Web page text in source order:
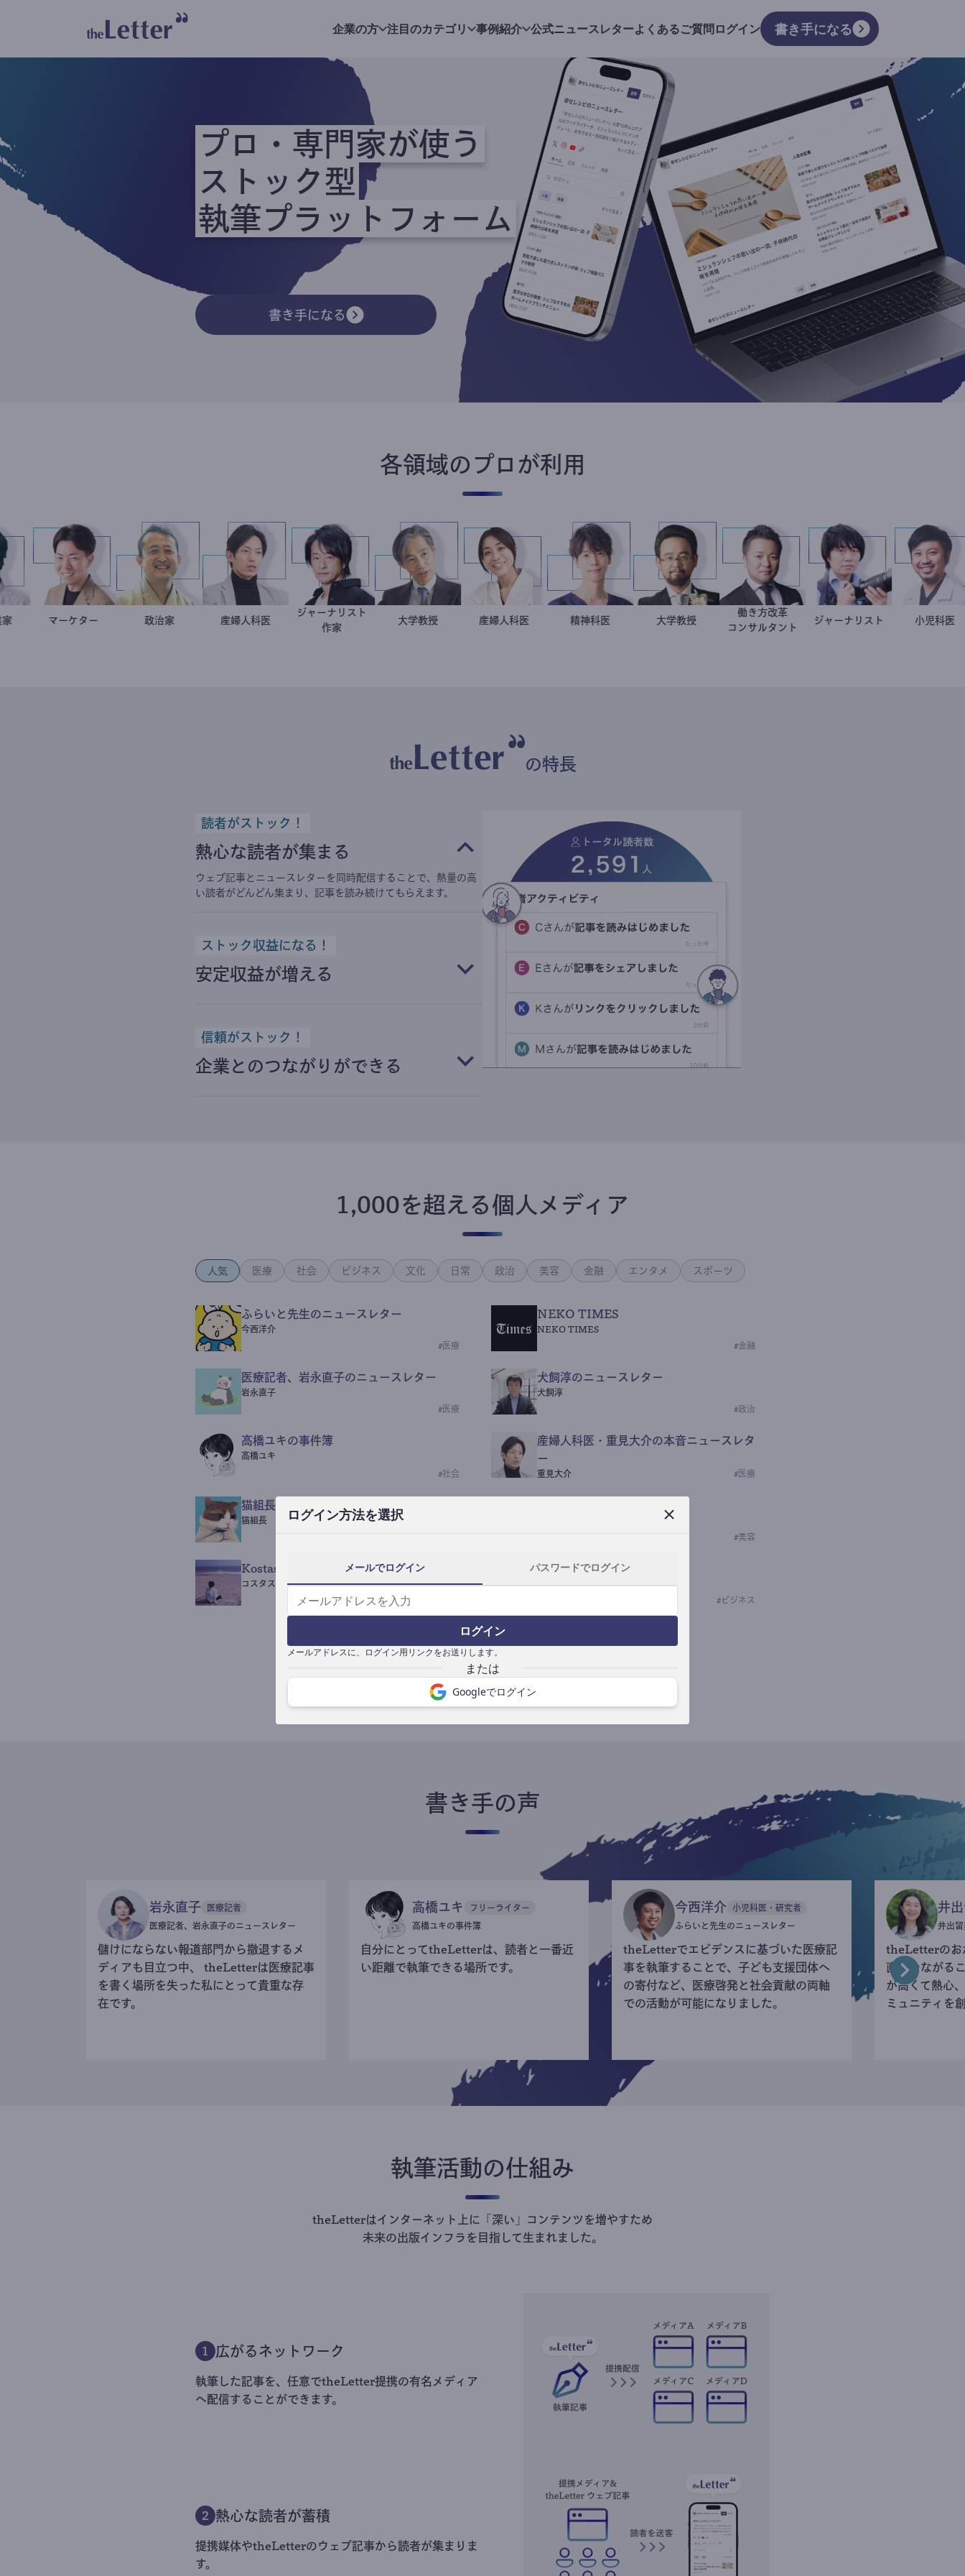
ログイン方法を選択
メールでログイン パスワードでログイン
ログイン
メールアドレスに、ログイン用リンクをお送りします。
Googleでログイン
企業の方 注目のカテゴリ 事例紹介 公式ニュースレターよくあるご質問ログイン 書き手になる
プロ・専門家が使う
ストック型
執筆プラットフォーム
書き手になる
各領域のプロが利用
駒崎弘樹
社会起業家 室谷良平
マーケター 重見大介
産婦人科医 鈴木エイト
ジャーナリスト
加藤忠史
大学教授 稲葉可奈子
産婦人科医 藤野智哉
精神科医 金谷一朗
大学教授 新田龍
働き方改革
コンサルタント
志葉玲
ジャーナリスト
の特長
読者がストック！
熱心な読者が集まる
ウェブ記事とニュースレターを同時配信することで、熱量の高
い読者がどんどん集まり、記事を読み続けてもらえます。
ストック収益になる！
安定収益が増える
信頼がストック！
企業とのつながりができる
1,000を超える個人メディア
人気 医療 社会 ビジネス 文化 日常 政治 美容 金融 エンタメ スポーツ
ふらいと先生のニュースレター
今西洋介
# 医療
NEKO TIMES
NEKO TIMES
#金融
医療記者、岩永直子のニュースレター
岩永直子
# 医療
犬飼淳のニュースレター
犬飼淳
#政治
高橋ユキの事件簿
高橋ユキ
#社会
産婦人科医・重見大介の本音ニュースレタ
ー
重見大介 # 医療
猫組長POST
猫組長
なつなつ（化粧品・皮膚科学の研究者）
#美容
Kostas Beauty News
コスタス
ｺｯｶﾗSaaS
# ビジネス
書き手になる
書き手の声
岩永直子 医療記者
医療記者、岩永直子のニュースレター
儲けにならない報道部門から撤退するメ
ディアも目立つ中、 theLetterは医療記事
を書く場所を失った私にとって貴重な存
在です。
高橋ユキ フリーライター
高橋ユキの事件簿
自分にとってtheLetterは、読者と一番近
い距離で執筆できる場所です。
今西洋介 小児科医・研究者
ふらいと先生のニュースレター
theLetterでエビデンスに基づいた医療記
事を執筆することで、子ども支援団体へ
の寄付など、医療啓発と社会貢献の両軸
での活動が可能になりました。
井
井出
theLetterのお
直接つながる
が高くて熱心
ミュニティを
執筆活動の仕組み
theLetterはインターネット上に「深い」コンテンツを増やすため
未来の出版インフラを目指して生まれました。
1 広がるネットワーク
執筆した記事を、任意でtheLetter提携の有名メディア
へ配信することができます。
2 熱心な読者が蓄積
提携媒体やtheLetterのウェブ記事から読者が集まりま
す。